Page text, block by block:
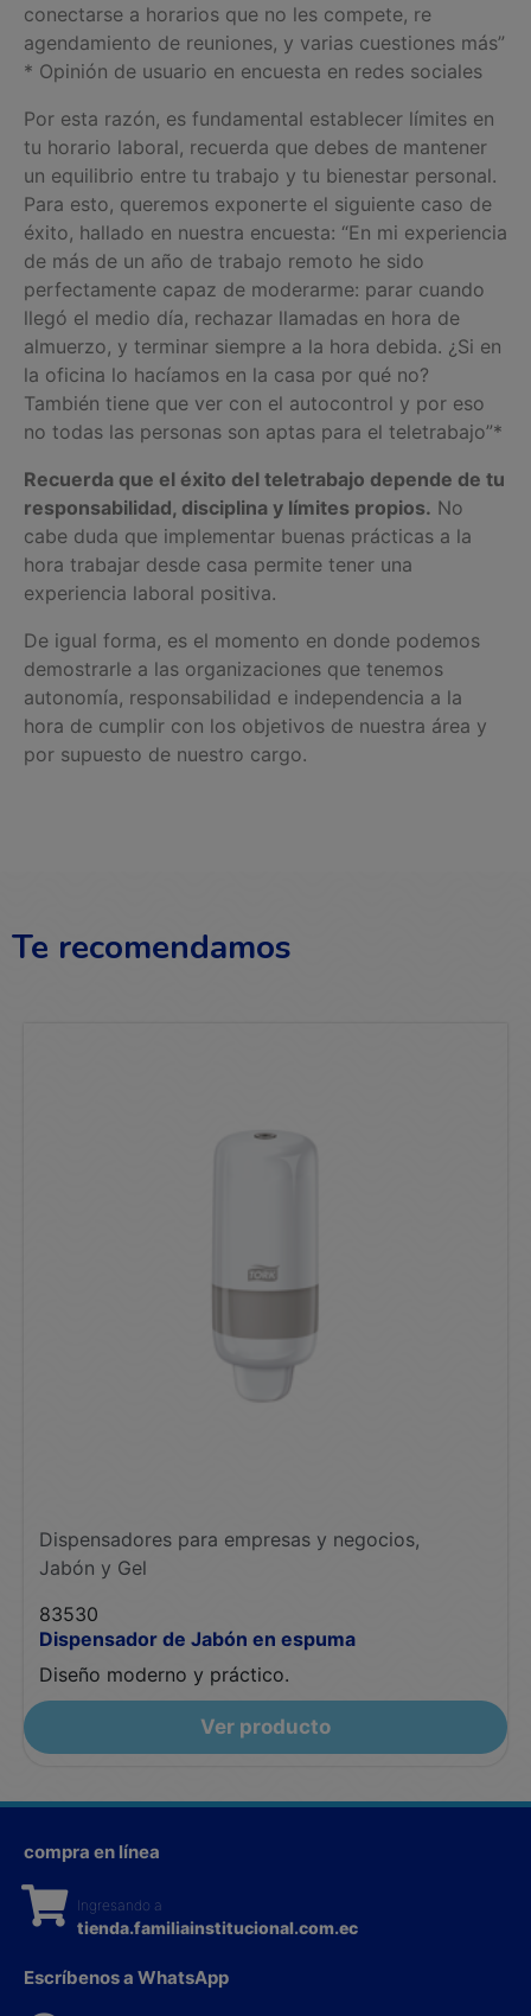
conectarse a horarios que no les compete, re
agendamiento de reuniones, y varias cuestiones más”
* Opinión de usuario en encuesta en redes sociales
Por esta razón, es fundamental establecer límites en
tu horario laboral, recuerda que debes de mantener
un equilibrio entre tu trabajo y tu bienestar personal.
Para esto, queremos exponerte el siguiente caso de
éxito, hallado en nuestra encuesta: “En mi experiencia
de más de un año de trabajo remoto he sido
perfectamente capaz de moderarme: parar cuando
llegó el medio día, rechazar llamadas en hora de
almuerzo, y terminar siempre a la hora debida. ¿Si en
la oficina lo hacíamos en la casa por qué no?
También tiene que ver con el autocontrol y por eso
no todas las personas son aptas para el teletrabajo”*
Recuerda que el éxito del teletrabajo depende de tu
responsabilidad, disciplina y límites propios. No
cabe duda que implementar buenas prácticas a la
hora trabajar desde casa permite tener una
experiencia laboral positiva.
De igual forma, es el momento en donde podemos
demostrarle a las organizaciones que tenemos
autonomía, responsabilidad e independencia a la
hora de cumplir con los objetivos de nuestra área y
por supuesto de nuestro cargo.
Te recomendamos
Dispensadores para empresas y negocios,
Jabón y Gel
83530
Dispensador de Jabón en espuma
Diseño moderno y práctico.
Ver producto
compra en línea
Ingresando a
tienda.familiainstitucional.com.ec
Escríbenos a WhatsApp